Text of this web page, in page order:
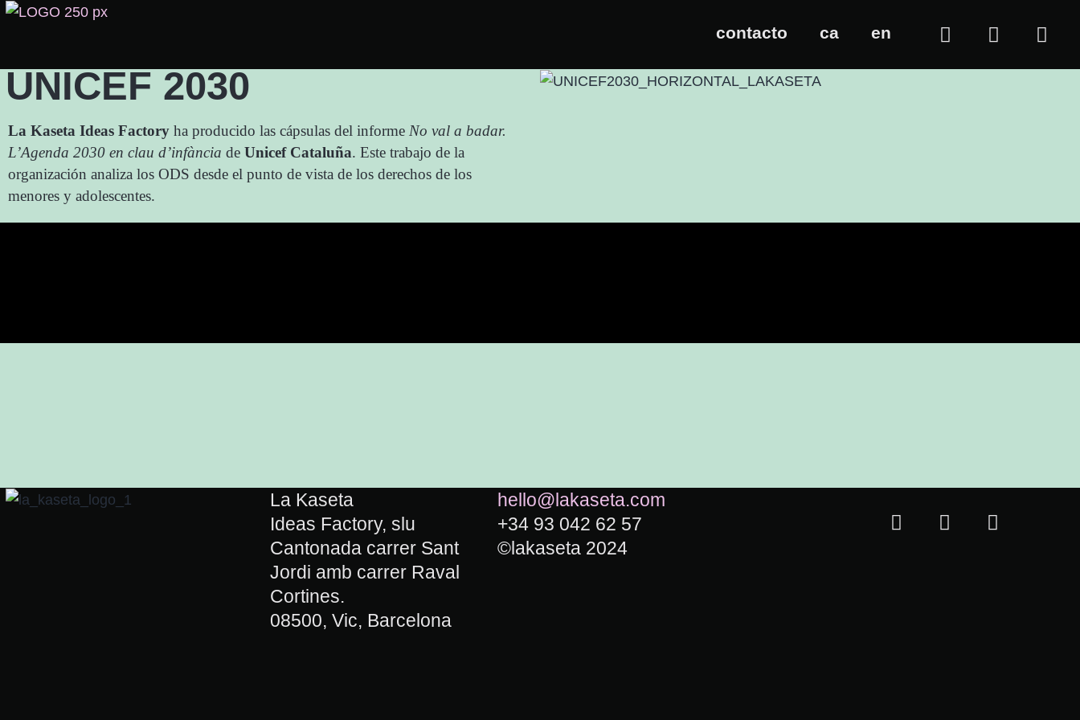
contacto ca en
UNICEF 2030
La Kaseta Ideas Factory ha producido las cápsulas del informe No val a badar.
L’Agenda 2030 en clau d’infància de Unicef Cataluña. Este trabajo de la
organización analiza los ODS desde el punto de vista de los derechos de los
menores y adolescentes.
La Kaseta
Ideas Factory, slu
Cantonada carrer Sant
Jordi amb carrer Raval
Cortines.
08500, Vic, Barcelona
hello@lakaseta.com
+34 93 042 62 57
©lakaseta 2024